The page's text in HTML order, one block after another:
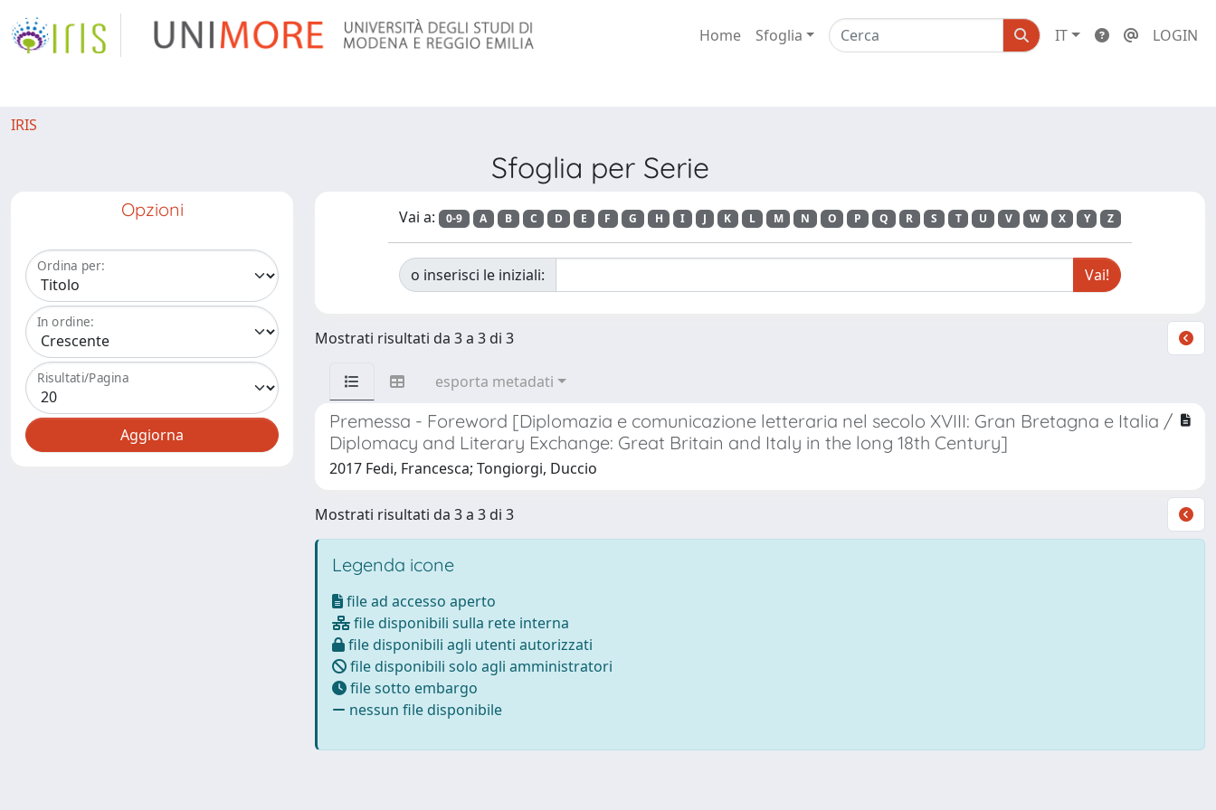
Home Sfoglia IT LOGIN
IRIS
Sfoglia per Serie
Opzioni
Ordina per:
In ordine:
Risultati/Pagina
Vai a: 0-9 A B C D E F G H I J K L M N O P Q R S T U V W X Y Z
o inserisci le iniziali:
Mostrati risultati da 3 a 3 di 3
esporta metadati
Premessa - Foreword [Diplomazia e comunicazione letteraria nel secolo XVIII: Gran Bretagna e Italia /
Diplomacy and Literary Exchange: Great Britain and Italy in the long 18th Century]
2017 Fedi, Francesca; Tongiorgi, Duccio
Mostrati risultati da 3 a 3 di 3
Legenda icone
file ad accesso aperto
file disponibili sulla rete interna
file disponibili agli utenti autorizzati
file disponibili solo agli amministratori
file sotto embargo
nessun file disponibile